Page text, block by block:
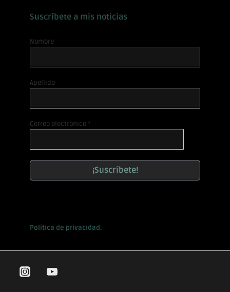
Suscríbete a mis noticias
Nombre
Apellido
Correo electrónico *
Política de privacidad.